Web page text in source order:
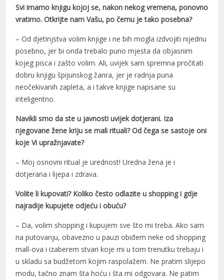
Escort
panel
panel
giriş
Escort
İfşa İzle
bonusu
bonusu
bonusu
Svi imamo knjigu kojoj se, nakon nekog vremena, ponovno
vratimo. Otkrijte nam Vašu, po čemu je tako posebna?
– Od djetinjstva volim knjige i ne bih mogla izdvojiti nijednu
posebno, jer bi onda trebalo puno mjesta da objasnim
kojeg pisca i zašto volim. Ali, uvijek sam spremna pročitati
dobru knjigu špijunskog žanra, jer je radnja puna
neočekivanih zapleta, a i takve knjige napisane su
inteligentno.
Navikli smo da ste u javnosti uvijek dotjerani. Iza
njegovane žene kriju se mali rituali? Od čega se sastoje oni
koje Vi upražnjavate?
– Moj osnovni ritual je urednost! Uredna žena je i
dotjerana i lijepa i zdrava.
Volite li kupovati? Koliko često odlazite u shopping i gdje
najradije kupujete odjeću i obuću?
– Da, volim shopping i kupujem sve što mi treba. Ako sam
na putovanju, obavezno u pauzi obiđem neke od shopping
mall-ova i izaberem stvari koje mi u tom trenutku trebaju i
u skladu sa budžetom kojim raspolažem. Ne pratim slijepo
modu, tačno znam šta hoću i šta mi odgovara. Ne patim